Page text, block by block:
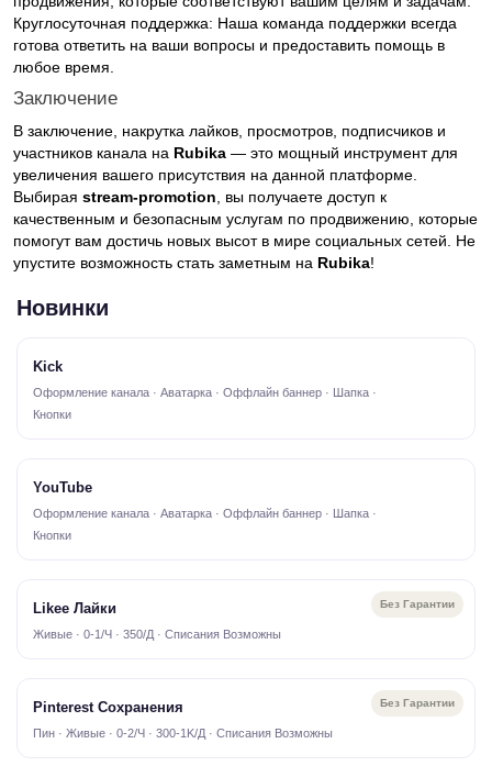
Круглосуточная поддержка: Наша команда поддержки всегда
готова ответить на ваши вопросы и предоставить помощь в
любое время.
Заключение
В заключение, накрутка лайков, просмотров, подписчиков и
участников канала на Rubika — это мощный инструмент для
увеличения вашего присутствия на данной платформе.
Выбирая stream-promotion , вы получаете доступ к
качественным и безопасным услугам по продвижению, которые
помогут вам достичь новых высот в мире социальных сетей. Не
упустите возможность стать заметным на Rubika!
Новинки
Kick
Оформление канала · Аватарка · Оффлайн баннер · Шапка ·
Кнопки
YouTube
Оформление канала · Аватарка · Оффлайн баннер · Шапка ·
Кнопки
Без Гарантии
Likee Лайки
Живые · 0-1/Ч · 350/Д · Списания Возможны
Без Гарантии
Pinterest Сохранения
Пин · Живые · 0-2/Ч · 300-1K/Д · Списания Возможны